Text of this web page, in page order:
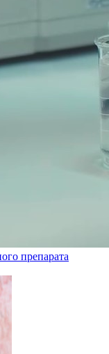
препарата